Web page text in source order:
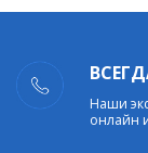
Наши
онлайн